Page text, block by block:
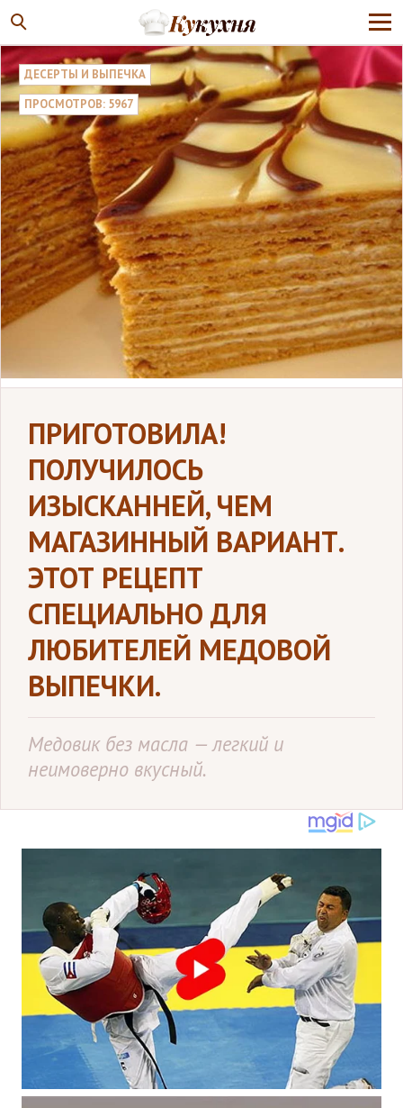
ДЕСЕРТЫ И ВЫПЕЧКА
ПРОСМОТРОВ: 5967
ПРИГОТОВИЛА!
ПОЛУЧИЛОСЬ
ИЗЫСКАННЕЙ, ЧЕМ
МАГАЗИННЫЙ ВАРИАНТ.
ЭТОТ РЕЦЕПТ
СПЕЦИАЛЬНО ДЛЯ
ЛЮБИТЕЛЕЙ МЕДОВОЙ
ВЫПЕЧКИ.
Медовик без масла — легкий и
неимоверно вкусный.